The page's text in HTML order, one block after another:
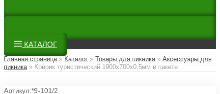
КАТАЛОГ
Главная страница» Каталог » Товары для пикника» Аксессуары для
пикника» Коврик туристический 1900x700x0,5мм в пакете
Артикул:*9-101/2